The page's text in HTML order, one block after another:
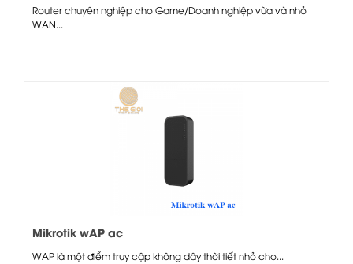
Router chuyên nghiệp cho Game/Doanh nghiệp vừa và nhỏ
WAN...
Mikrotik wAP ac
WAP là một điểm truy cập không dây thời tiết nhỏ cho...